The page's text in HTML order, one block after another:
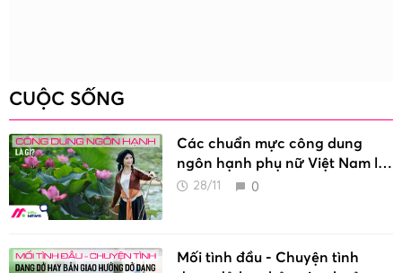
CUỘC SỐNG
Các chuẩn mực công dung
ngôn hạnh phụ nữ Việt Nam là
gì?28/11 0
Mối tình đầu - Chuyện tình